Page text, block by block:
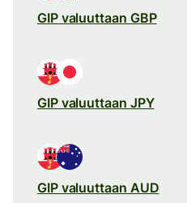
GIP valuuttaan GBP
GIP valuuttaan JPY
GIP valuuttaan AUD